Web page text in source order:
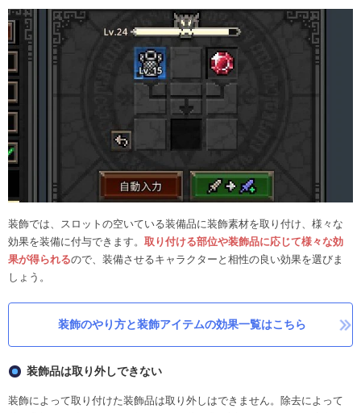
装飾では、スロットの空いている装備品に装飾素材を取り付け、様々な
効果を装備に付与できます。 取り付ける部位や装飾品に応じて様々な効
果が得られるので、装備させるキャラクターと相性の良い効果を選びま
しょう。
装飾のやり方と装飾アイテムの効果一覧はこちら
装飾品は取り外しできない
装飾によって取り付けた装飾品は取り外しはできません。除去によって